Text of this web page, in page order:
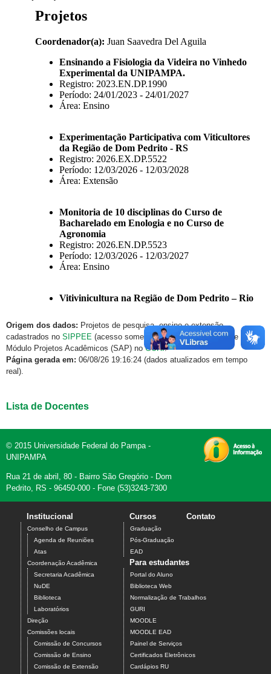
Origem dos dados: Projetos de pesquisa, ensino e extensão
cadastrados no SIPPEE (acesso somente via rede institucional) e
Módulo Projetos Acadêmicos (SAP) noGURI.
Página gerada em: 06/08/26 19:16:24 (dados atualizados em tempo
real).
Lista de Docentes
© 2015 Universidade Federal do Pampa -
UNIPAMPA
Rua 21 de abril, 80 - Bairro São Gregório - Dom
Pedrito, RS - 96450-000 - Fone (53)3243-7300
Institucional
Conselho de Campus
Agenda de Reuniões
Atas
Coordenação Acadêmica
Secretaria Acadêmica
NuDE
Biblioteca
Laboratórios
Direção
Comissões locais
Comissão de Concursos
Comissão de Ensino
Comissão de Extensão
Cursos
Graduação
Pós-Graduação
EAD
Contato
Para estudantes
Portal do Aluno
Biblioteca Web
Normalização de Trabalhos
GURI
MOODLE
MOODLE EAD
Painel de Serviços
Certificados Eletrônicos
Cardápios RU